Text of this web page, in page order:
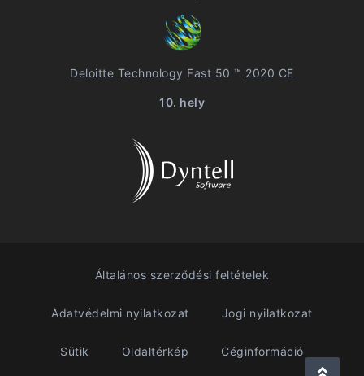
Deloitte Technology Fast 50 ™ 2020 CE
10. hely
Általános szerződési feltételek
Adatvédelmi nyilatkozat Jogi nyilatkozat
Sütik Oldaltérkép Céginformáció